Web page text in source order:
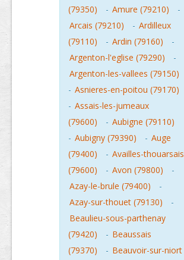
(79350)
- Amure (79210)
-
Arcais (79210)
- Ardilleux
(79110)
- Ardin (79160)
-
Argenton-l'eglise (79290)
-
Argenton-les-vallees (79150)
- Asnieres-en-poitou (79170)
- Assais-les-jumeaux
(79600)
- Aubigne (79110)
- Aubigny (79390) - Auge
(79400)
- Availles-thouarsais
(79600)
- Avon (79800)
-
Azay-le-brule (79400)
-
Azay-sur-thouet (79130)
-
Beaulieu-sous-parthenay
(79420)
- Beaussais
(79370)
- Beauvoir-sur-niort